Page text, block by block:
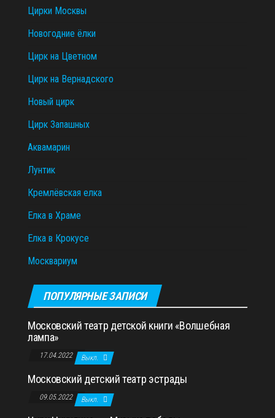
Цирки Москвы
Новогодние ёлки
Цирк на Цветном
Цирк на Вернадского
Новый цирк
Цирк Запашных
Аквамарин
Лунтик
Кремлёвская елка
Елка в Храме
Елка в Крокусе
Москвариум
ПОПУЛЯРНЫЕ ЗАПИСИ
Московский театр детской книги «Волшебная
лампа»
17.04.2022 Выкл.
Московский детский театр эстрады
09.05.2022 Выкл.